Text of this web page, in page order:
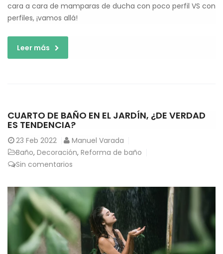
cara a cara de mamparas de ducha con poco perfil VS con
perfiles, ¡vamos allá!
Leer más
CUARTO DE BAÑO EN EL JARDÍN, ¿DE VERDAD
ES TENDENCIA?
23 Feb 2022
Manuel Varada
Baño, Decoración, Reforma de baño
Sin comentarios